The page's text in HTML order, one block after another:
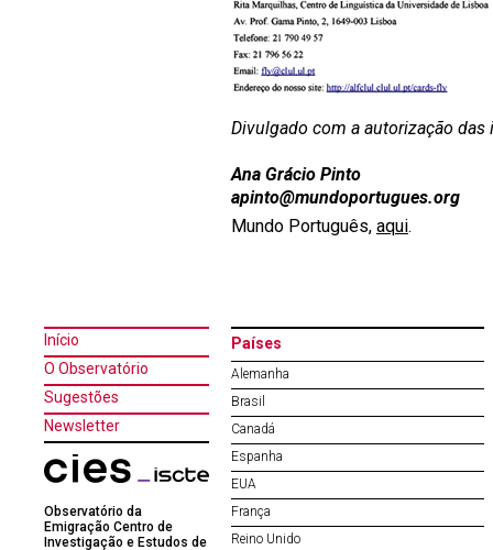
Divulgado com a autorização das
Ana Grácio Pinto
apinto@mundoportugues.org
Mundo Português, aqui.
Início
O Observatório
Sugestões
Newsletter
Observatório da
Emigração Centro de
Investigação e Estudos de
Países
Alemanha
Brasil
Canadá
Espanha
EUA
França
Reino Unido